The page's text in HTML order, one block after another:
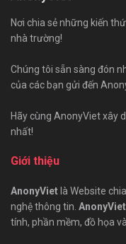
Nơi chia sẻ những kiến
nhà trường!
Chúng tôi sẵn sàng đón
của các bạn gửi đến
Hãy cùng AnonyViet xây
nhất!
Giới thiệu
AnonyVietlà Website
nghệ thông tin. AnonyViet
tính, phần mềm, đồ họa